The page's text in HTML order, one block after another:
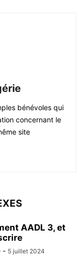
bénévoles qui
concernant le
site
AADL 3, et
- 5 juillet 2024